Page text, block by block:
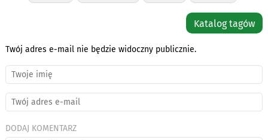
Katalog tagów
Twój adres e-mail nie będzie widoczny publicznie.
DODAJ KOMENTARZ